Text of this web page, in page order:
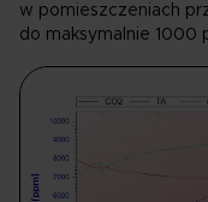
w pomieszczeniach
do maksymalnie 1000